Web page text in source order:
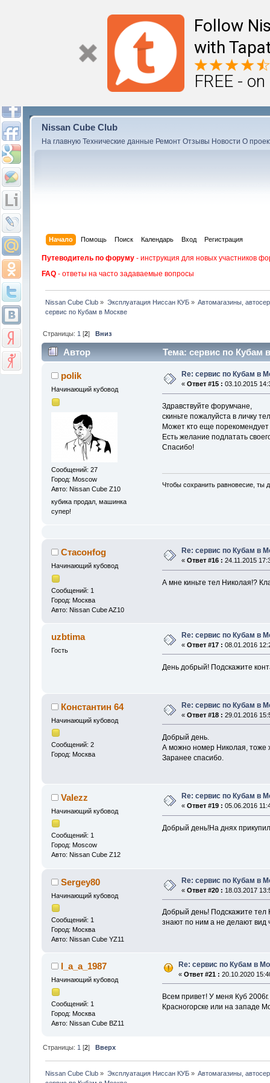
Follow
with
FREE -
Nissan Cube Club
На главную Технические данные Ремонт Отзывы Новости О
Начало Помощь Поиск Календарь Вход Регистрация
Путеводитель по форуму - инструкция для новых участников
FAQ - ответы на часто задаваемые вопросы
Nissan Cube Club » Эксплуатация Ниссан КУБ» Автомагазины,
сервис по Кубам в Москве
Страницы: 1 [2]Вниз
Автор Тема: сервис по Кубам
polik
Начинающий кубовод
Сообщений: 27
Город: Moscow
Авто: Nissan Cube Z10
кубика продал, машинка
супер!
Re: сервис по Кубам в
« Ответ #15 : 03.10.2015
Здравствуйте форумчане,
скиньте пожалуйста в личку
Может кто еще
Есть желание подлатать
Спасибо!
Чтобы сохранить равновесие, ты
Стасонfog
Начинающий кубовод
Сообщений: 1
Город: Москва
Авто: Nissan Cube AZ10
Re: сервис по Кубам в
« Ответ #16 : 24.11.2015
А мне киньте тел Николая!?
uzbtima
Гость
Re: сервис по Кубам в
« Ответ #17 : 08.01.2016
День добрый! Подскажите
Константин 64
Начинающий кубовод
Сообщений: 2
Город: Москва
Re: сервис по Кубам в
« Ответ #18 : 29.01.2016
Добрый день.
А можно номер Николая, тоже
Заранее спасибо.
Valezz
Начинающий кубовод
Сообщений: 1
Город: Moscow
Авто: Nissan Cube Z12
Re: сервис по Кубам в
« Ответ #19 : 05.06.2016
Добрый день!На днях
Sergey80
Начинающий кубовод
Сообщений: 1
Город: Москва
Авто: Nissan Cube YZ11
Re: сервис по Кубам в
« Ответ #20 : 18.03.2017
Добрый день! Подскажите тел
знают по ним а не делают вид
l_a_a_1987
Начинающий кубовод
Сообщений: 1
Город: Москва
Авто: Nissan Cube BZ11
Re: сервис по Кубам в
« Ответ #21 : 20.10.2020
Всем привет! У меня Куб
Красногорске или на западе
Страницы: 1 [2] Вверх
Nissan Cube Club » Эксплуатация Ниссан КУБ» Автомагазины,